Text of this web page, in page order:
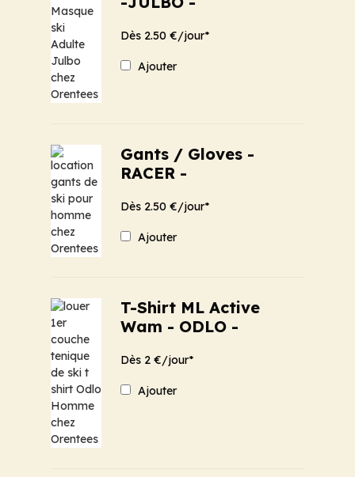
Dès 2.50 €/jour*
Ajouter
Gants / Gloves -
RACER -
Dès 2.50 €/jour*
Ajouter
T-Shirt ML Active
Wam - ODLO -
Dès 2 €/jour*
Ajouter